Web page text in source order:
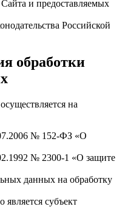
и предоставляемых
Российской
обработки
на
№ 152-ФЗ «О
№ 2300-1 «О защите
данных на обработку
является субъект